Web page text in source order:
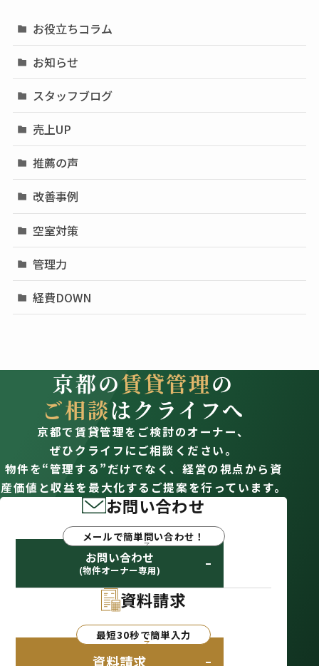
お役立ちコラム
お知らせ
スタッフブログ
売上UP
推薦の声
改善事例
空室対策
管理力
経費DOWN
京都の賃貸管理の
ご相談はクライフへ
京都で賃貸管理をご検討のオーナー、
ぜひクライフにご相談ください。
物件を“管理する”だけでなく、経営の視点から資
産価値と収益を最大化するご提案を行っています。
お問い合わせ
メールで簡単問い合わせ！
お問い合わせ
(物件オーナー専用)
資料請求
最短30秒で簡単入力
資料請求